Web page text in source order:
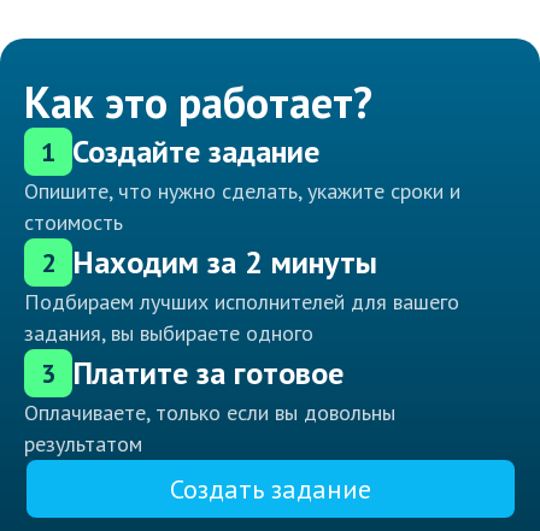
Как это работает?
1 Создайте задание
Опишите, что нужно сделать, укажите сроки и
стоимость
2 Находим за 2 минуты
Подбираем лучших исполнителей для вашего
задания, вы выбираете одного
3 Платите за готовое
Оплачиваете, только если вы довольны
результатом
Создать задание